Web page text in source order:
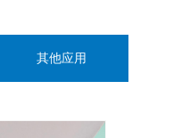
其他应用